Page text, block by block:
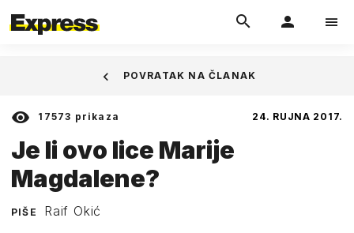
17573 prikaza 24. RUJNA 2017.
Je li ovo lice Marije
Magdalene?
PIŠE Raif Okić
POVRATAK NA ČLANAK